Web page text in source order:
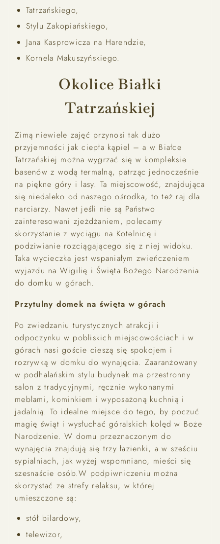
Baseny, balie i jacuzzi ATRAKCJE
Tatrzańskiego,
Stylu Zakopiańskiego,
Jana Kasprowicza na Harendzie,
Kornela Makuszyńskiego.
Okolice Białki
Tatrzańskiej
Zimą niewiele zajęć przynosi tak dużo
przyjemności jak ciepła kąpiel – a w Białce
Tatrzańskiej można wygrzać się w kompleksie
basenów z wodą termalną, patrząc jednocześnie
na piękne góry i lasy. Ta miejscowość, znajdująca
się niedaleko od naszego ośrodka, to też raj dla
narciarzy. Nawet jeśli nie są Państwo
zainteresowani zjeżdżaniem, polecamy
skorzystanie z wyciągu na Kotelnicę i
podziwianie rozciągającego się z niej widoku.
Taka wycieczka jest wspaniałym zwieńczeniem
wyjazdu na Wigilię i Święta Bożego Narodzenia
do domku w górach.
Przytulny domek na święta w górach
Po zwiedzaniu turystycznych atrakcji i
odpoczynku w pobliskich miejscowościach i w
górach nasi goście cieszą się spokojem i
rozrywką w domku do wynajęcia. Zaaranżowany
w podhalańskim stylu budynek ma przestronny
salon z tradycyjnymi, ręcznie wykonanymi
meblami, kominkiem i wyposażoną kuchnią i
jadalnią. To idealne miejsce do tego, by poczuć
magię świąt i wysłuchać góralskich kolęd w Boże
Narodzenie. W domu przeznaczonym do
wynajęcia znajdują się trzy łazienki, a w sześciu
sypialniach, jak wyżej wspomniano, mieści się
szesnaście osób.W podpiwniczeniu można
skorzystać ze strefy relaksu, w której
umieszczone są:
stół bilardowy,
telewizor,